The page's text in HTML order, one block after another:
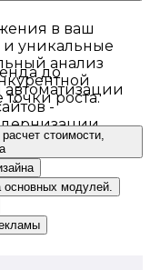
до
-
в ваш
и уникальные
анализ
роста.
стоимости,
основных модулей.